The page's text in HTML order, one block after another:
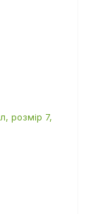
розмір 7,